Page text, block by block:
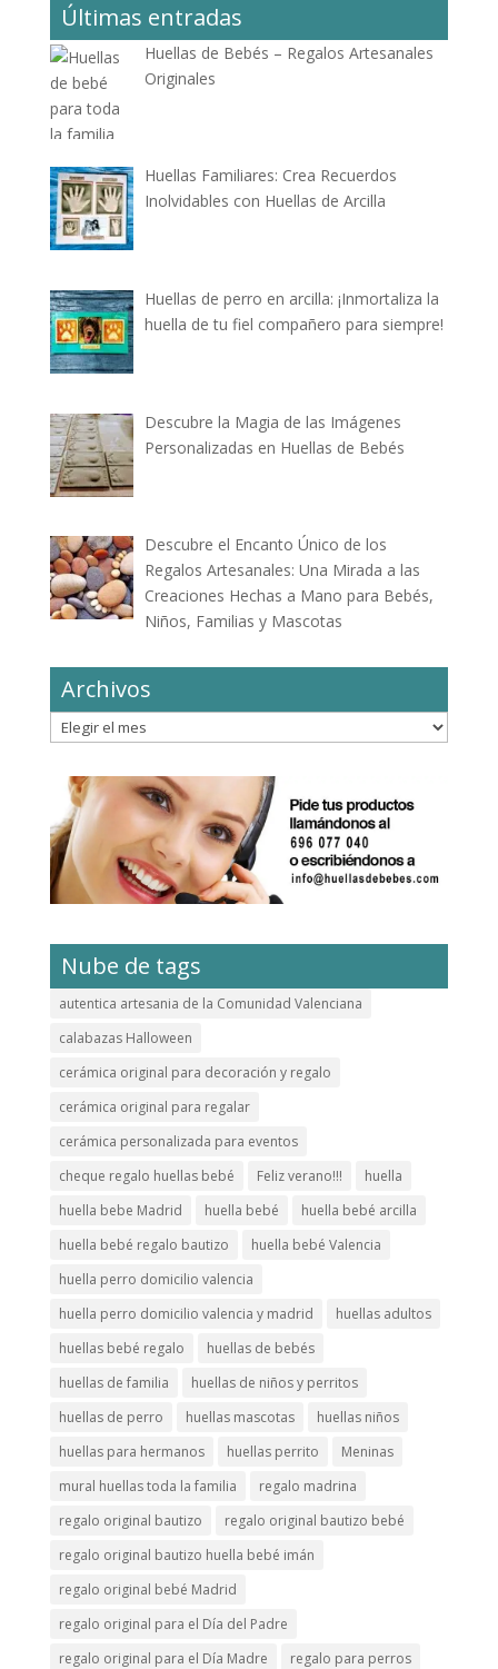
Últimas entradas
Huellas de Bebés – Regalos Artesanales
Originales
Huellas Familiares: Crea Recuerdos
Inolvidables con Huellas de Arcilla
Huellas de perro en arcilla: ¡Inmortaliza la
huella de tu fiel compañero para siempre!
Descubre la Magia de las Imágenes
Personalizadas en Huellas de Bebés
Descubre el Encanto Único de los
Regalos Artesanales: Una Mirada a las
Creaciones Hechas a Mano para Bebés,
Niños, Familias y Mascotas
Archivos
Archivos
Nube de tags
autentica artesania de la Comunidad Valenciana
calabazas Halloween
cerámica original para decoración y regalo
cerámica original para regalar
cerámica personalizada para eventos
cheque regalo huellas bebé
Feliz verano!!!
huella
huella bebe Madrid
huella bebé
huella bebé arcilla
huella bebé regalo bautizo
huella bebé Valencia
huella perro domicilio valencia
huella perro domicilio valencia y madrid
huellas adultos
huellas bebé regalo
huellas de bebés
huellas de familia
huellas de niños y perritos
huellas de perro
huellas mascotas
huellas niños
huellas para hermanos
huellas perrito
Meninas
mural huellas toda la familia
regalo madrina
regalo original bautizo
regalo original bautizo bebé
regalo original bautizo huella bebé imán
regalo original bebé Madrid
regalo original para el Día del Padre
regalo original para el Día Madre
regalo para perros